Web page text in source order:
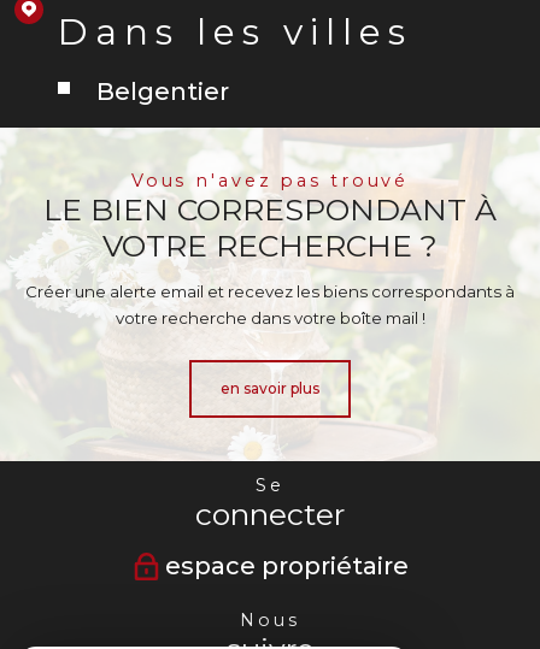
Dans les villes
Belgentier
Vous n'avez pas trouvé
LE BIEN CORRESPONDANT À
VOTRE RECHERCHE ?
Créer une alerte email et recevez les biens correspondants à
votre recherche dans votre boîte mail !
en savoir plus
Se
connecter
espace propriétaire
Nous